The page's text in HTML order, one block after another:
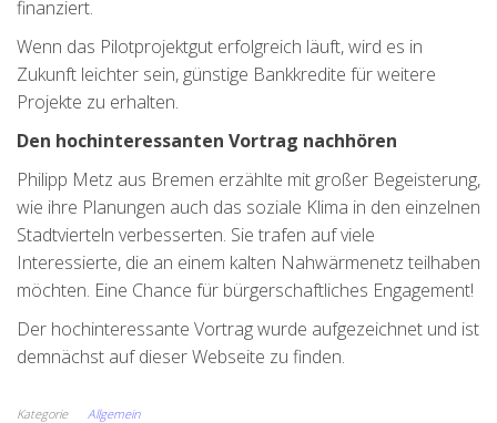
finanziert.
Wenn das Pilotprojektgut erfolgreich läuft, wird es in
Zukunft leichter sein, günstige Bankkredite für weitere
Projekte zu erhalten.
Den hochinteressanten Vortrag nachhören
Philipp Metz aus Bremen erzählte mit großer Begeisterung,
wie ihre Planungen auch das soziale Klima in den einzelnen
Stadtvierteln verbesserten. Sie trafen auf viele
Interessierte, die an einem kalten Nahwärmenetz teilhaben
möchten. Eine Chance für bürgerschaftliches Engagement!
Der hochinteressante Vortrag wurde aufgezeichnet und ist
demnächst auf dieser Webseite zu finden.
Kategorie Allgemein